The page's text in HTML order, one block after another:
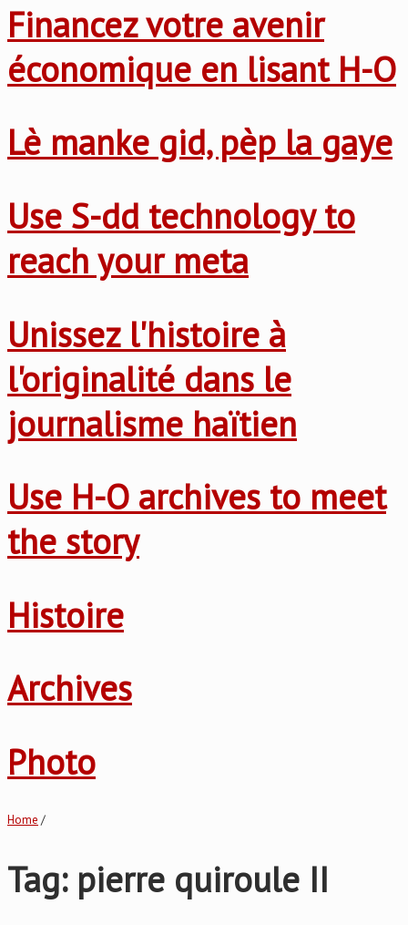
Financez votre avenir
économique en lisant H-O
Lè manke gid, pèp la gaye
Use S-dd technology to
reach your meta
Unissez l'histoire à
l'originalité dans le
journalisme haïtien
Use H-O archives to meet
the story
Histoire
Archives
Photo
Home /
Tag: pierre quiroule II